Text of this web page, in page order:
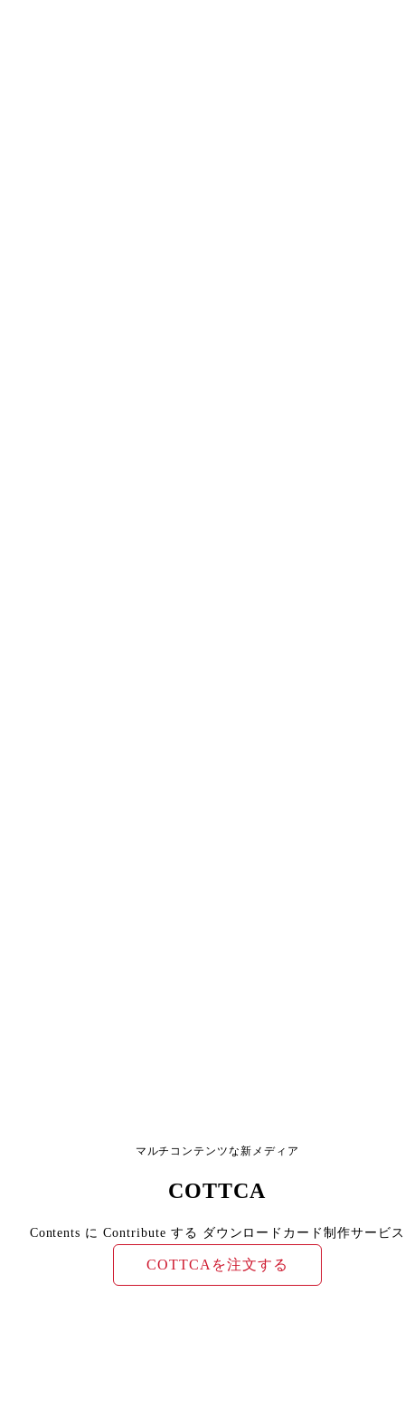
マルチコンテンツな新メディア
COTTCA
Contents に Contribute する ダウンロードカード制作サービス
COTTCAを注文する